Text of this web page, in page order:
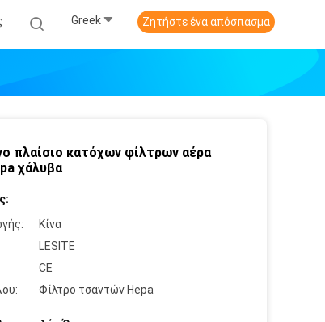
Greek Ζητήστε ένα απόσπασμα
πλαίσιο κατόχων φίλτρων αέρα
χάλυβα
Κίνα
LESITE
CE
Φίλτρο τσαντών Hepa